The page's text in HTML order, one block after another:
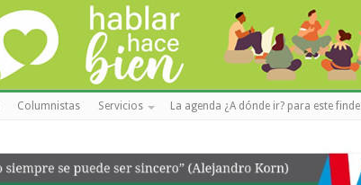
Columnistas Servicios La agenda ¿A dónde ir? para este finde